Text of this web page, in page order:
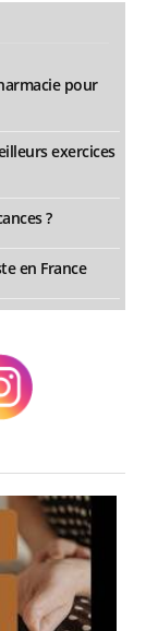
pour
exercices
?
en France